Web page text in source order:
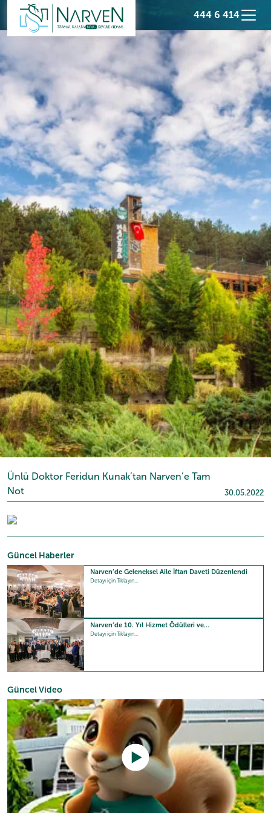
444 6 414
Güncel Haberler
Narven’de Geleneksel Aile İftarı Daveti Düzenlendi
Detayı için Tıklayın...
Narven’de 10. Yıl Hizmet Ödülleri ve…
Detayı için Tıklayın...
Güncel Video
Ünlü Doktor Feridun Kunak’tan Narven’e Tam
Not
30.05.2022